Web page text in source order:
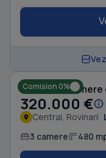
Comision 0%
Casă cu 3
320.000 €
Central, Rovinari
3 camere 480